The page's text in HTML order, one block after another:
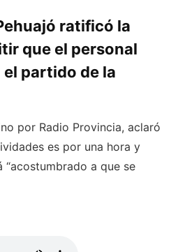
ratificó la
que el personal
partido de la
por Radio Provincia, aclaró
es por una hora y
a que se